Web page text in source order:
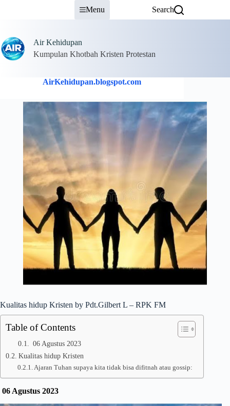
Menu Search
Air Kehidupan
Kumpulan Khotbah Kristen Protestan
AirKehidupan.blogspot.com
Kualitas hidup Kristen by Pdt.Gilbert L – RPK FM
Table of Contents
06 Agustus 2023
Kualitas hidup Kristen
Ajaran Tuhan supaya kita tidak bisa difitnah atau gossip:
06 Agustus 2023